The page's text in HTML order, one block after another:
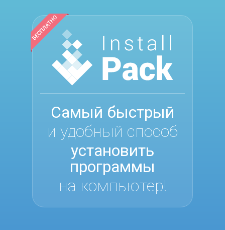
Самый быстрый
и удобный способ
установить
программы
на компьютер!